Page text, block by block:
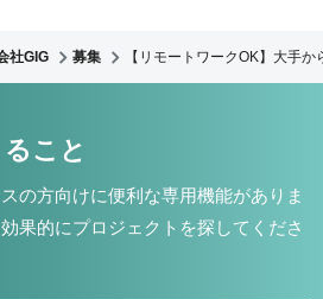
社GIG 募集 【リモートワークOK】大手
こと
の方向けに便利な専用機能がありま
果的にプロジェクトを探してくださ